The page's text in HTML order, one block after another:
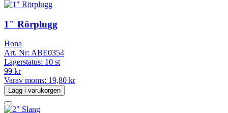
1" Rörplugg
Hona
Art. Nr: ABE0354
Lagerstatus: 10 st
99 kr
Varav moms: 19,80 kr
Lägg i varukorgen